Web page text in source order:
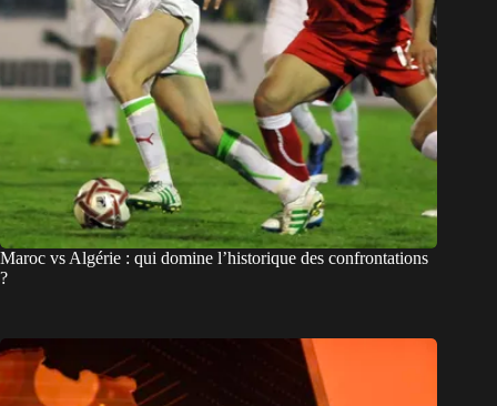
Maroc vs Algérie : qui domine l’historique des confrontations
?